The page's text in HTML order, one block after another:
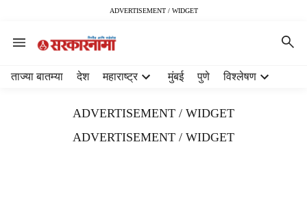
ADVERTISEMENT / WIDGET
ताज्या बातम्या देश महाराष्ट्र मुंबई पुणे विश्लेषण
ADVERTISEMENT / WIDGET
ADVERTISEMENT / WIDGET